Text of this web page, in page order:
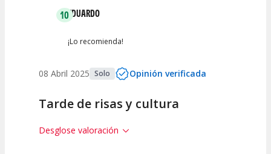
10EDUARDO
¡Lo recomienda!
08 Abril 2025 Solo Opinión verificada
Tarde de risas y cultura
Desglose valoración